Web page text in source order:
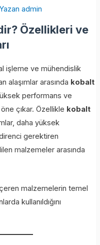
admin
Özellikleri ve
işleme ve mühendislik
alaşımlar arasında kobalt
performans ve
çıkar. Özellikle kobalt
daha yüksek
gerektiren
malzemeler arasında
malzemelerin temel
kullanıldığını